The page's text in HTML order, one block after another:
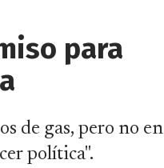
para
de gas, pero no en
política".